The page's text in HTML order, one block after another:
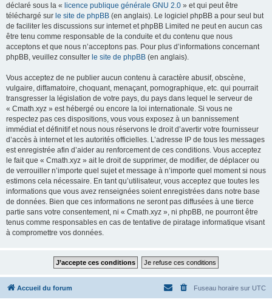
déclaré sous la « licence publique générale GNU 2.0 » et qui peut être
téléchargé sur le site de phpBB (en anglais). Le logiciel phpBB a pour seul but
de faciliter les discussions sur internet et phpBB Limited ne peut en aucun cas
être tenu comme responsable de la conduite et du contenu que nous
acceptons et que nous n’acceptons pas. Pour plus d’informations concernant
phpBB, veuillez consulter le site de phpBB (en anglais).
Vous acceptez de ne publier aucun contenu à caractère abusif, obscène,
vulgaire, diffamatoire, choquant, menaçant, pornographique, etc. qui pourrait
transgresser la législation de votre pays, du pays dans lequel le serveur de
« Cmath.xyz » est hébergé ou encore la loi internationale. Si vous ne
respectez pas ces dispositions, vous vous exposez à un bannissement
immédiat et définitif et nous nous réservons le droit d’avertir votre fournisseur
d’accès à internet et les autorités officielles. L’adresse IP de tous les messages
est enregistrée afin d’aider au renforcement de ces conditions. Vous acceptez
le fait que « Cmath.xyz » ait le droit de supprimer, de modifier, de déplacer ou
de verrouiller n’importe quel sujet et message à n’importe quel moment si nous
estimons cela nécessaire. En tant qu’utilisateur, vous acceptez que toutes les
informations que vous avez renseignées soient enregistrées dans notre base
de données. Bien que ces informations ne seront pas diffusées à une tierce
partie sans votre consentement, ni « Cmath.xyz », ni phpBB, ne pourront être
tenus comme responsables en cas de tentative de piratage informatique visant
à compromettre vos données.
Accueil du forum Fuseau horaire sur UTC